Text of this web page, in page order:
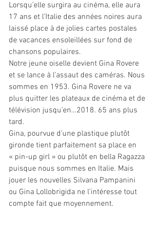
Lorsqu’elle surgira au cinéma, elle aura
17 ans et l’Italie des années noires aura
laissé place à de jolies cartes postales
de vacances ensoleillées sur fond de
chansons populaires.
Notre jeune oiselle devient Gina Rovere
et se lance à l’assaut des caméras. Nous
sommes en 1953. Gina Rovere ne va
plus quitter les plateaux de cinéma et de
télévision jusqu’en…2018. 65 ans plus
tard.
Gina, pourvue d’une plastique plutôt
gironde tient parfaitement sa place en
« pin-up girl » ou plutôt en bella Ragazza
puisque nous sommes en Italie. Mais
jouer les nouvelles Silvana Pampanini
ou Gina Lollobrigida ne l’intéresse tout
compte fait que moyennement.